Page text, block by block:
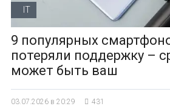
IT
9 популярных
потеряли поддержку –
может быть ваш
03.07.2026 в 20:29 431